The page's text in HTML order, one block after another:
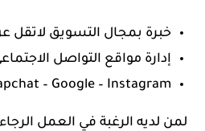
خبرة بمجال التسويق لاتقل
إدارة مواقع التواصل
– Google – Instagram .
لمن لديه الرغبة في العمل